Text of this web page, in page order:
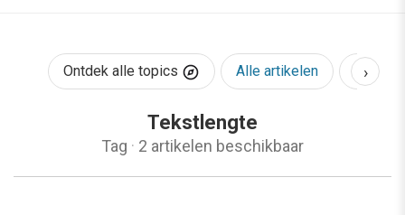
Ontdek alle topics Alle artikelen AI &
›
Tekstlengte
Tag · 2 artikelen beschikbaar